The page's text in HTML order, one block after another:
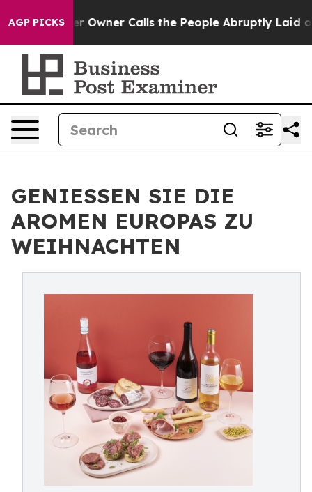
AGP PICKSCalls the People Abruptly Laid off “Simply a
GENIESSEN SIE DIE
AROMEN EUROPAS ZU
WEIHNACHTEN